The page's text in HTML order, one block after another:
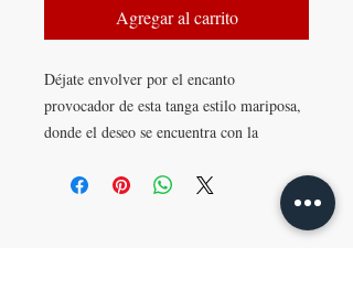
Agregar al carrito
Déjate envolver por el encanto
provocador de esta tanga estilo mariposa,
donde el deseo se encuentra con la
resaltar tu feminidad, su forma de
mariposa seduce con sutileza, mientras las